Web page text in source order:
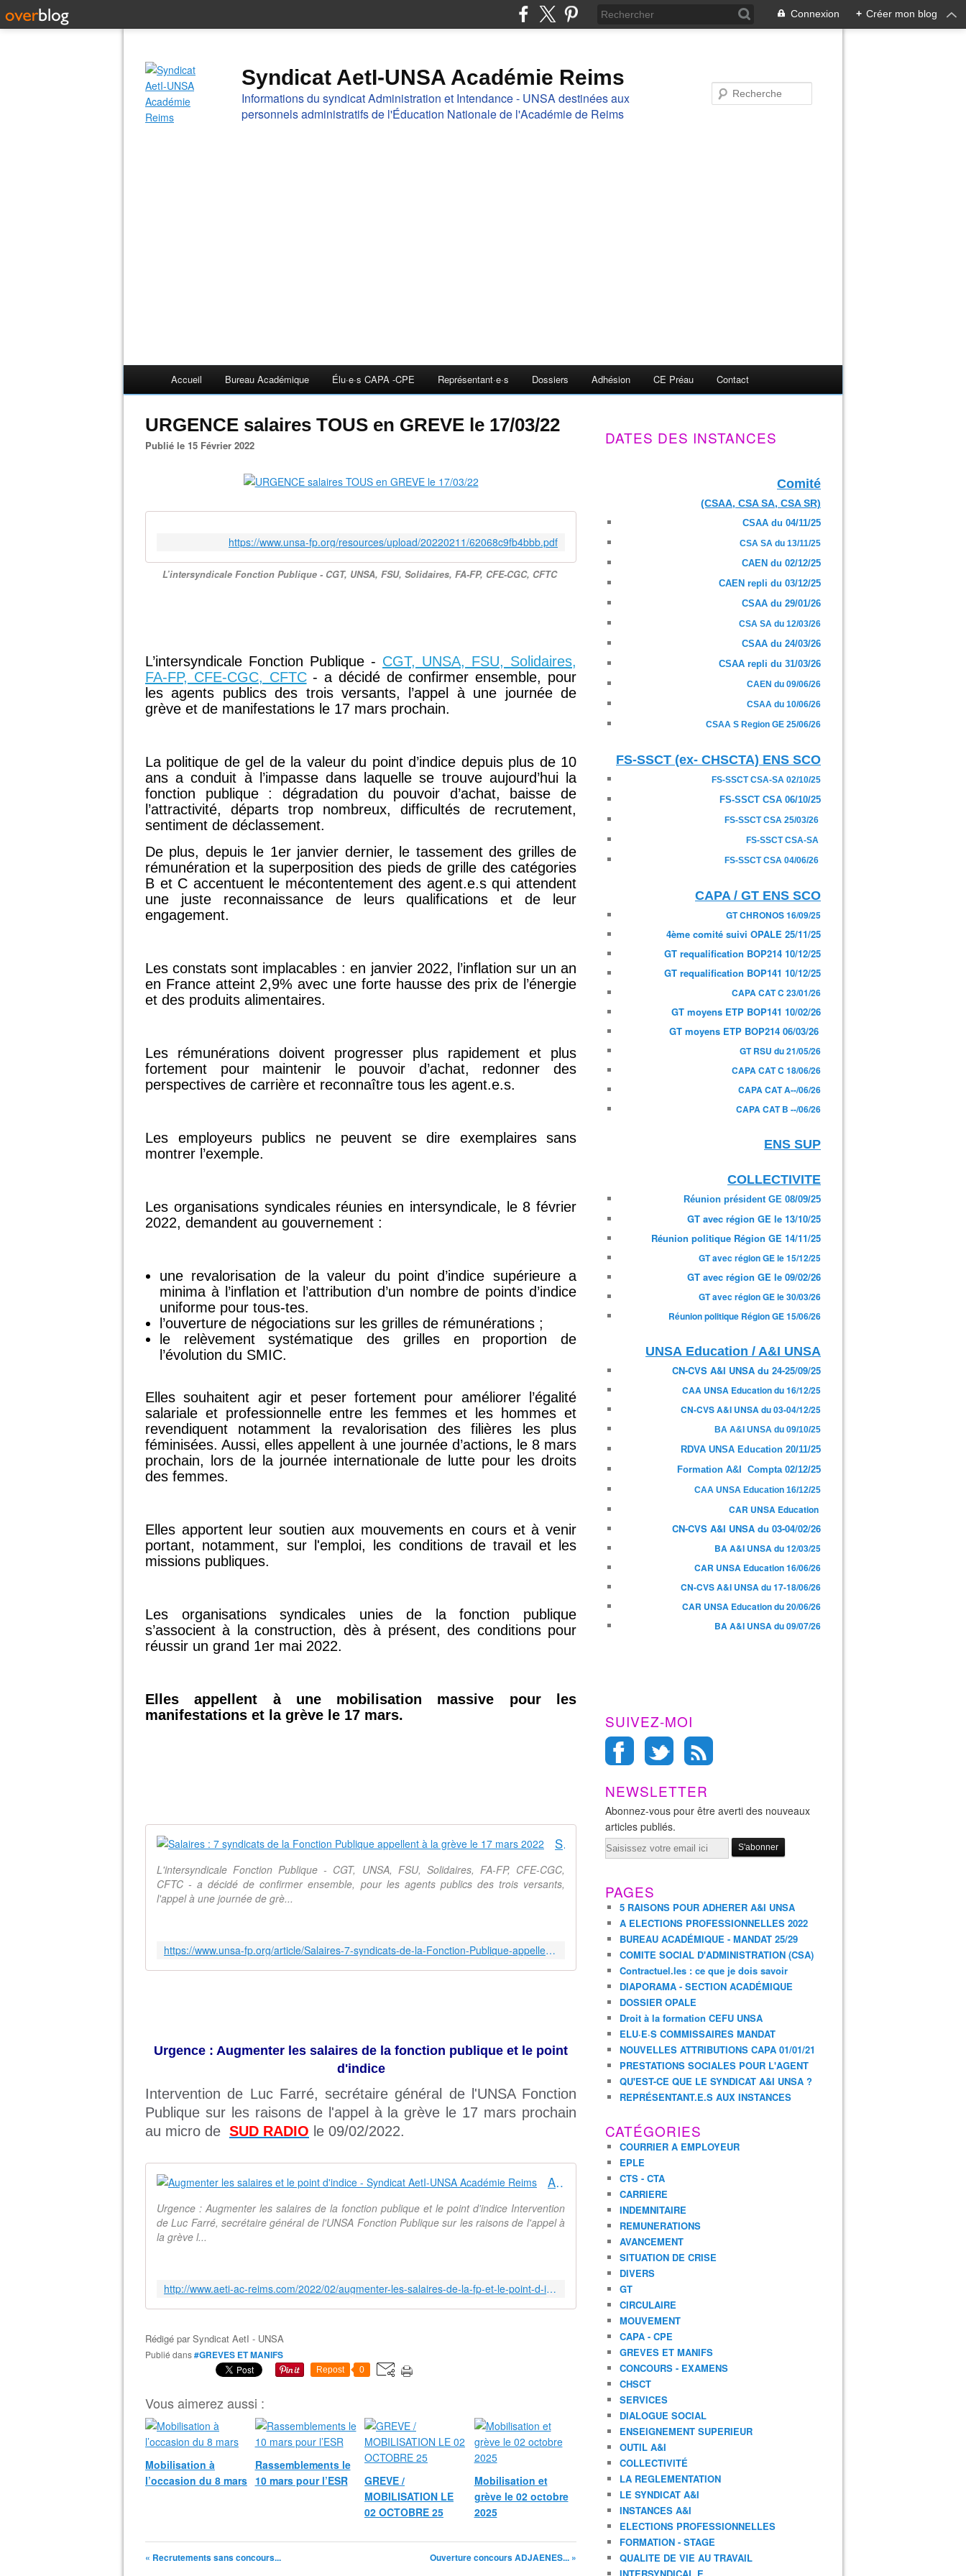
Connexion + Créer mon blog
Syndicat AetI-UNSA Académie Reims
Informations du syndicat Administration et Intendance - UNSA destinées aux
personnels administratifs de l'Éducation Nationale de l'Académie de Reims
Accueil Bureau Académique Élu·e·s CAPA -CPE Représentant·e·s Dossiers Adhésion CE Préau Contact
URGENCE salaires TOUS en GREVE le 17/03/22
Publié le 15 Février 2022
https://www.unsa-fp.org/resources/upload/20220211/62068c9fb4bbb.pdf
L’intersyndicale Fonction Publique - CGT, UNSA, FSU, Solidaires, FA-FP, CFE-CGC, CFTC
L’intersyndicale Fonction Publique - CGT, UNSA, FSU, Solidaires,
FA-FP, CFE-CGC, CFTC- a décidé de confirmer ensemble, pour
les agents publics des trois versants, l’appel à une journée de
grève et de manifestations le 17 mars prochain.
La politique de gel de la valeur du point d’indice depuis plus de 10
ans a conduit à l’impasse dans laquelle se trouve aujourd’hui la
fonction publique : dégradation du pouvoir d’achat, baisse de
l’attractivité, départs trop nombreux, difficultés de recrutement,
sentiment de déclassement.
De plus, depuis le 1er janvier dernier, le tassement des grilles de
rémunération et la superposition des pieds de grille des catégories
B et C accentuent le mécontentement des agent.e.s qui attendent
une juste reconnaissance de leurs qualifications et de leur
engagement.
Les constats sont implacables : en janvier 2022, l’inflation sur un an
en France atteint 2,9% avec une forte hausse des prix de l’énergie
et des produits alimentaires.
Les rémunérations doivent progresser plus rapidement et plus
fortement pour maintenir le pouvoir d’achat, redonner des
perspectives de carrière et reconnaître tous les agent.e.s.
Les employeurs publics ne peuvent se dire exemplaires sans
montrer l’exemple.
Les organisations syndicales réunies en intersyndicale, le 8 février
2022, demandent au gouvernement :
une revalorisation de la valeur du point d’indice supérieure a
minima à l’inflation et l’attribution d’un nombre de points d’indice
uniforme pour tous-tes.
l’ouverture de négociations sur les grilles de rémunérations ;
le relèvement systématique des grilles en proportion de
l’évolution du SMIC.
Elles souhaitent agir et peser fortement pour améliorer l’égalité
salariale et professionnelle entre les femmes et les hommes et
revendiquent notamment la revalorisation des filières les plus
féminisées. Aussi, elles appellent à une journée d’actions, le 8 mars
prochain, lors de la journée internationale de lutte pour les droits
des femmes.
Elles apportent leur soutien aux mouvements en cours et à venir
portant, notamment, sur l'emploi, les conditions de travail et les
missions publiques.
Les organisations syndicales unies de la fonction publique
s’associent à la construction, dès à présent, des conditions pour
réussir un grand 1er mai 2022.
Elles appellent à une mobilisation massive pour les
manifestations et la grève le 17 mars.
Salaires : 7 syndicats de la Fonction Publique appellent à la grève le 17 mars 2022
L'intersyndicale Fonction Publique - CGT, UNSA, FSU, Solidaires, FA-FP, CFE-CGC,
CFTC - a décidé de confirmer ensemble, pour les agents publics des trois versants,
l'appel à une journée de grè...
https://www.unsa-fp.org/article/Salaires-7-syndicats-de-la-Fonction-Publique-appellent-a-la-greve-le-17-mars-2022
Urgence : Augmenter les salaires de la fonction publique et le point
d'indice
Intervention de Luc Farré, secrétaire général de l'UNSA Fonction
Publique sur les raisons de l'appel à la grève le 17 mars prochain
au micro de SUD RADIO le 09/02/2022.
Augmenter les salaires et le point d'indice - Syndicat AetI-UNSA Académie Reims
Urgence : Augmenter les salaires de la fonction publique et le point d'indice Intervention
de Luc Farré, secrétaire général de l'UNSA Fonction Publique sur les raisons de l'appel à
la grève l...
http://www.aeti-ac-reims.com/2022/02/augmenter-les-salaires-de-la-fp-et-le-point-d-indice.html
Rédigé parSyndicat AetI - UNSA
Publié dans#GREVES ET MANIFS
Repost 0
Vous aimerez aussi :
Mobilisation à
l’occasion du 8 mars
Rassemblements le
10 mars pour l’ESR
GREVE /
MOBILISATION LE
02 OCTOBRE 25
Mobilisation et
grève le 02 octobre
2025
« Recrutements sans concours... Ouverture concours ADJAENES... »
DATES DES INSTANCES
Comité
(CSAA, CSA SA, CSA SR)
CSAA du 04/11/25
CSA SA du 13/11/25
CAEN du 02/12/25
CAEN repli du 03/12/25
CSAA du 29/01/26
CSA SA du 12/03/26
CSAA du 24/03/26
CSAA repli du 31/03/26
CAEN du 09/06/26
CSAA du 10/06/26
CSAA S Region GE 25/06/26
FS-SSCT (ex- CHSCTA) ENS SCO
FS-SSCT CSA-SA 02/10/25
FS-SSCT CSA 06/10/25
FS-SSCT CSA 25/03/26
FS-SSCT CSA-SA
FS-SSCT CSA 04/06/26
CAPA / GT ENS SCO
GT CHRONOS 16/09/25
4ème comité suivi OPALE 25/11/25
GT requalification BOP214 10/12/25
GT requalification BOP141 10/12/25
CAPA CAT C 23/01/26
GT moyens ETP BOP141 10/02/26
GT moyens ETP BOP214 06/03/26
GT RSU du 21/05/26
CAPA CAT C 18/06/26
CAPA CAT A--/06/26
CAPA CAT B --/06/26
ENS SUP
COLLECTIVITE
Réunion président GE 08/09/25
GT avec région GE le 13/10/25
Réunion politique Région GE 14/11/25
GT avec région GE le 15/12/25
GT avec région GE le 09/02/26
GT avec région GE le 30/03/26
Réunion politique Région GE 15/06/26
UNSA Education / A&I UNSA
CN-CVS A&I UNSA du 24-25/09/25
CAA UNSA Education du 16/12/25
CN-CVS A&I UNSA du 03-04/12/25
BA A&I UNSA du 09/10/25
RDVA UNSA Education 20/11/25
Formation A&I Compta 02/12/25
CAA UNSA Education 16/12/25
CAR UNSA Education
CN-CVS A&I UNSA du 03-04/02/26
BA A&I UNSA du 12/03/25
CAR UNSA Education 16/06/26
CN-CVS A&I UNSA du 17-18/06/26
CAR UNSA Education du 20/06/26
BA A&I UNSA du 09/07/26
SUIVEZ-MOI
NEWSLETTER
Abonnez-vous pour être averti des nouveaux
articles publiés.
Email
PAGES
5 RAISONS POUR ADHERER A&I UNSA
A ELECTIONS PROFESSIONNELLES 2022
BUREAU ACADÉMIQUE - MANDAT 25/29
COMITE SOCIAL D'ADMINISTRATION (CSA)
Contractuel.les : ce que je dois savoir
DIAPORAMA - SECTION ACADÉMIQUE
DOSSIER OPALE
Droit à la formation CEFU UNSA
ELU·E·S COMMISSAIRES MANDAT
NOUVELLES ATTRIBUTIONS CAPA 01/01/21
PRESTATIONS SOCIALES POUR L'AGENT
QU'EST-CE QUE LE SYNDICAT A&I UNSA ?
REPRÉSENTANT.E.S AUX INSTANCES
CATÉGORIES
COURRIER A EMPLOYEUR
EPLE
CTS - CTA
CARRIERE
INDEMNITAIRE
REMUNERATIONS
AVANCEMENT
SITUATION DE CRISE
DIVERS
GT
CIRCULAIRE
MOUVEMENT
CAPA - CPE
GREVES ET MANIFS
CONCOURS - EXAMENS
CHSCT
SERVICES
DIALOGUE SOCIAL
ENSEIGNEMENT SUPERIEUR
OUTIL A&I
COLLECTIVITÉ
LA REGLEMENTATION
LE SYNDICAT A&I
INSTANCES A&I
ELECTIONS PROFESSIONNELLES
FORMATION - STAGE
QUALITE DE VIE AU TRAVAIL